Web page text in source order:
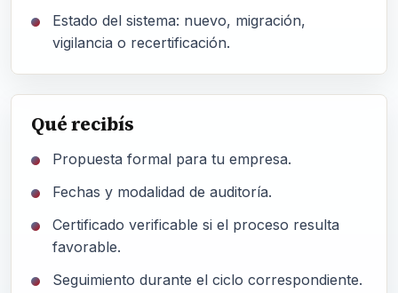
Estado del sistema: nuevo, migración,
vigilancia o recertificación.
Qué recibís
Propuesta formal para tu empresa.
Fechas y modalidad de auditoría.
Certificado verificable si el proceso resulta
favorable.
Seguimiento durante el ciclo correspondiente.